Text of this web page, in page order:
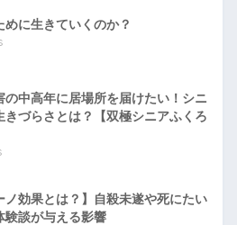
めに生きていくのか？
の中高年に居場所を届けたい！シニ
きづらさとは？【双極シニアふくろ
ノ効果とは？】自殺未遂や死にたい
験談が与える影響